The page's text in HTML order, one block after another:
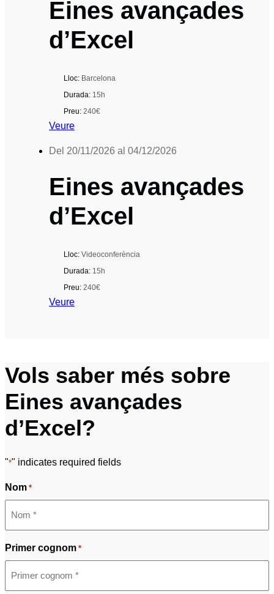
Eines avançades
d’Excel
Lloc: Barcelona
Durada: 15h
Preu: 240€
Veure
Del 20/11/2026 al 04/12/2026
Eines avançades
d’Excel
Lloc: Videoconferència
Durada: 15h
Preu: 240€
Veure
Vols saber més sobre
Eines avançades
d’Excel?
"*" indicates required fields
Nom *
Primer cognom *